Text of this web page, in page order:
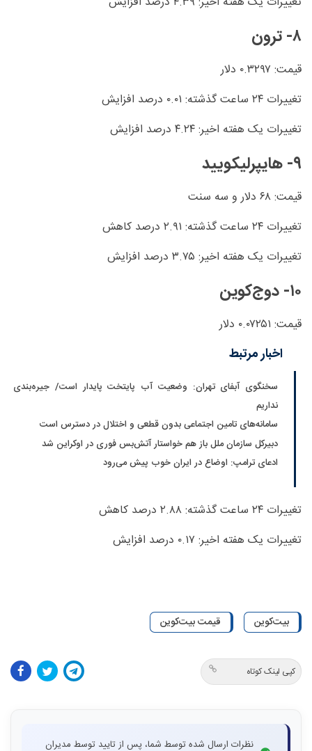
۸- ترون
قیمت: ۰.۳۲۹۷ دلار
تغییرات ۲۴ ساعت گذشته: ۰.۰۱ درصد افزایش
تغییرات یک هفته اخیر: ۴.۲۴ درصد افزایش
۹- هایپرلیکویید
قیمت: ۶۸ دلار و سه سنت
تغییرات ۲۴ ساعت گذشته: ۲.۹۱ درصد کاهش
تغییرات یک هفته اخیر: ۳.۷۵ درصد افزایش
۱۰- دوج‌کوین
قیمت: ۰.۰۷۲۵۱ دلار
اخبار مرتبط
سخنگوی آبفای تهران: وضعیت آب پایتخت پایدار است/ جیره‌بندی
نداریم
سامانه‌های تامین اجتماعی بدون قطعی و اختلال در دسترس است
دبیرکل سازمان ملل باز هم خواستار آتش‌بس فوری در اوکراین شد
ادعای ترامپ: اوضاع در ایران خوب پیش می‌رود
تغییرات ۲۴ ساعت گذشته: ۲.۸۸ درصد کاهش
تغییرات یک هفته اخیر: ۰.۱۷ درصد افزایش
بیت‌کوین قیمت بیت‌کوین
کپی لینک کوتاه
نظرات ارسال شده توسط شما، پس از تایید توسط مدیران